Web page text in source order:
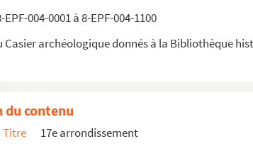
004-0001 à 8-EPF-004-1100
archéologique donnés à la Bibliothèque
contenu
Titre 17e arrondissement